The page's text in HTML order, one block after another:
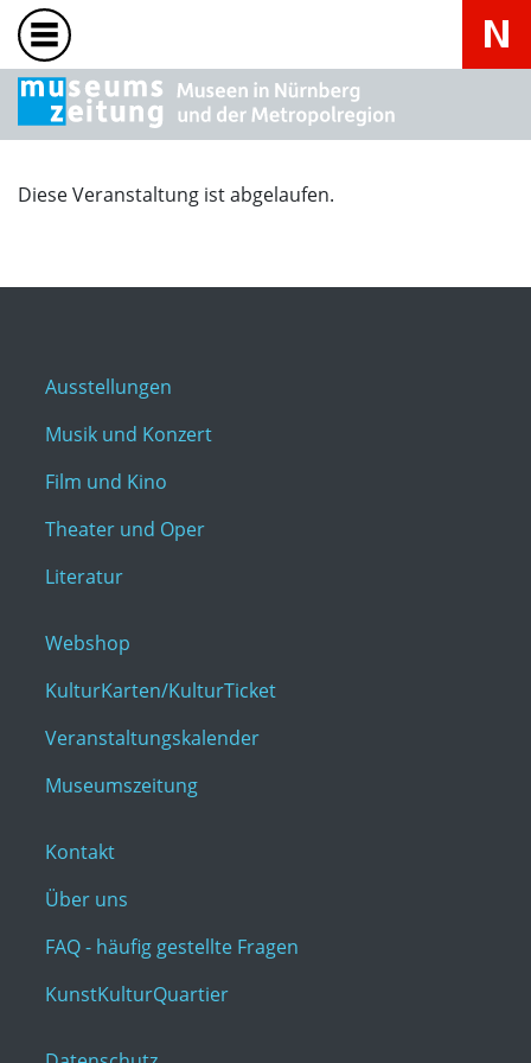
Diese Veranstaltung ist abgelaufen.
Ausstellungen
Musik und Konzert
Film und Kino
Theater und Oper
Literatur
Webshop
KulturKarten/KulturTicket
Veranstaltungskalender
Museumszeitung
Kontakt
Über uns
FAQ - häufig gestellte Fragen
KunstKulturQuartier